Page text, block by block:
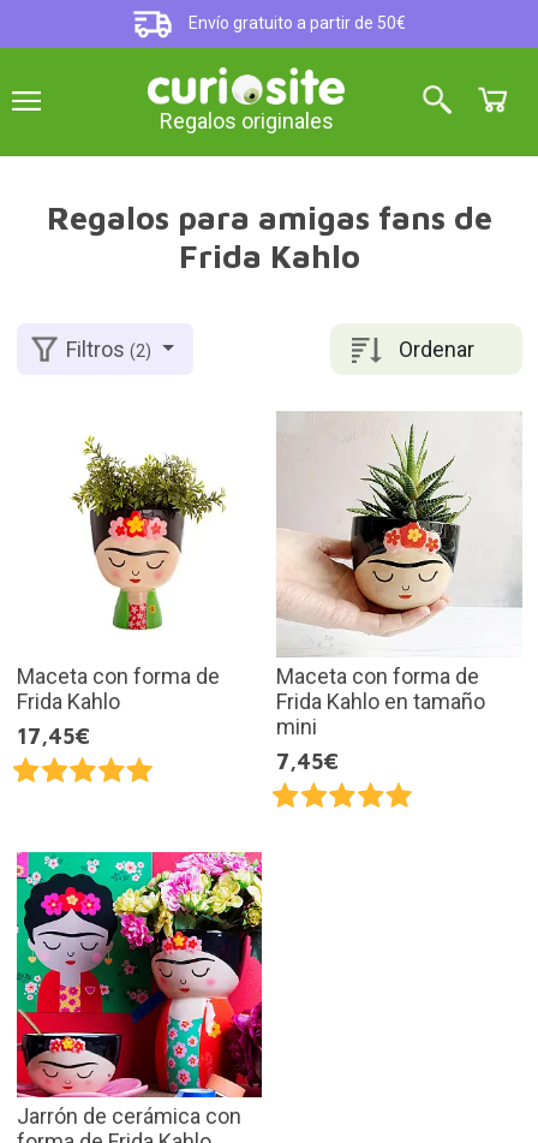
Envío gratuito a partir de 50€
Regalos originales
Regalos para amigas fans de
Frida Kahlo
Ordenar
Filtros(2)
Maceta con forma de
Frida Kahlo
17,45€
Maceta con forma de
Frida Kahlo en tamaño
mini
7,45€
Jarrón de cerámica con